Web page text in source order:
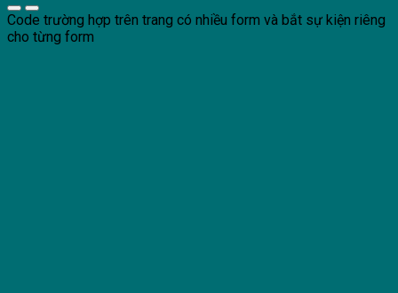
Code trường hợp trên trang có nhiều form và bắt sự kiện riêng
cho từng form